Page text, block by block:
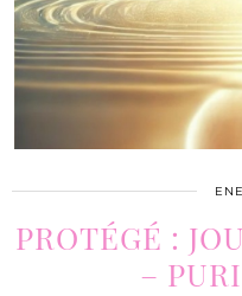
PROTÉGÉ :
–